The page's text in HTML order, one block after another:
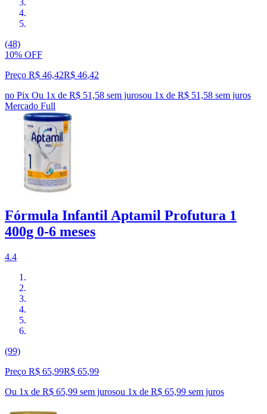
(48)
10% OFF
Preço R$ 46,42R$ 46,42
no Pix Ou 1x de R$ 51,58 sem jurosou 1x de R$ 51,58 sem juros
Mercado Full
Fórmula Infantil Aptamil Profutura 1
400g 0-6 meses
4.4
(99)
Preço R$ 65,99R$ 65,99
Ou 1x de R$ 65,99 sem jurosou 1x de R$ 65,99 sem juros